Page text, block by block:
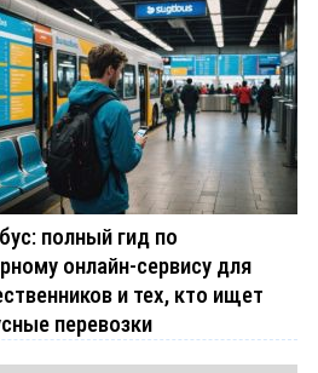
полный гид по
онлайн-сервису для
и тех, кто ищет
перевозки